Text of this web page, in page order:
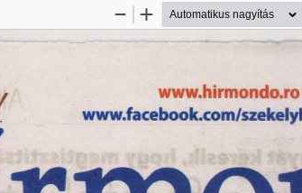
KicsinyítésNagyítás
w w w .h ir m o n d o .r o
www.facebook.com/